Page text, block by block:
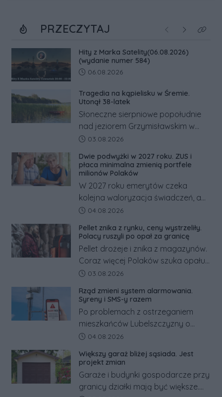
PRZECZYTAJ Poprzednie
NastępneKliknij
Hity z Marka Satelity(06.08.2026)
(wydanie numer 584)
Data dodania artykułu:
06.08.2026
Tragedia na kąpielisku w Śremie.
Utonął 38-latek
Słoneczne sierpniowe popołudnie
nad jeziorem Grzymisławskim w
powiecie śremskim zakończyło się
odwrócić nawet natychmiastowe
działania służb ratunkowych.
Data dodania artykułu:
03.08.2026
Dwie podwyżki w 2027 roku. ZUS i
płaca minimalna zmienią portfele
milionów Polaków
W 2027 roku emerytów czeka
kolejna waloryzacja świadczeń, a
pracowników podwyżka płacy
tym zmianom zyskają.
Data dodania artykułu:
04.08.2026
Pellet znika z rynku, ceny wystrzeliły.
Polacy ruszyli po opał za granicę
Pellet drożeje i znika z magazynów.
Coraz więcej Polaków szuka opału
za granicą, gdzie bywa nawet
Co się dzieje?
Data dodania artykułu:
03.08.2026
Rząd zmieni system alarmowania.
Syreny i SMS-y razem
Po problemach z ostrzeganiem
mieszkańców Lubelszczyzny o
rosyjskim zagrożeniu rząd
alarmowych, alertów RCB i aplikacji
w jeden system.
Data dodania artykułu:
04.08.2026
Większy garaż bliżej sąsiada. Jest
projekt zmian
Garaże i budynki gospodarcze przy
granicy działki mają być większe.